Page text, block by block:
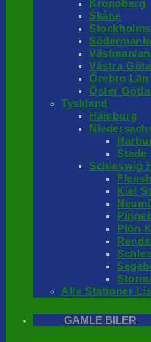
Kronoberg
Skåne
Västra
Örebro Län
Öster
Tyskland
Hamburg
Stade
Schleswig
Kiel
Plön
Alle Stationer
GAMLE BILER